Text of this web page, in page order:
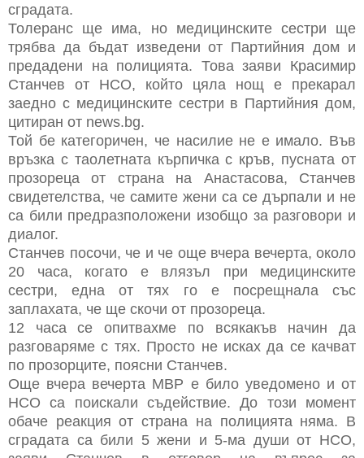
сградата.
Толеранс ще има, но медицинските сестри ще
трябва да бъдат изведени от Партийния дом и
предадени на полицията. Това заяви Красимир
Станчев от НСО, който цяла нощ е прекарал
заедно с медицинските сестри в Партийния дом,
цитиран от news.bg.
Той бе категоричен, че насилие не е имало. Във
връзка с таолетната кърпичка с кръв, пусната от
прозореца от страна на Анастасова, Станчев
свидетелства, че самите жени са се дърпали и не
са били предразположени изобщо за разговори и
диалог.
Станчев посочи, че и че още вчера вечерта, около
20 часа, когато е влязъл при медицинските
сестри, една от тях го е посрещнала със
заплахата, че ще скочи от прозореца.
12 часа се опитвахме по всякакъв начин да
разговаряме с тях. Просто не исках да се качват
по прозорците, поясни Станчев.
Още вчера вечерта МВР е било уведомено и от
НСО са поискали съдействие. До този момент
обаче реакция от страна на полицията няма. В
сградата са били 5 жени и 5-ма души от НСО,